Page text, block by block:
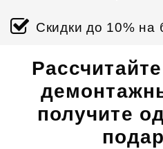
Скидки до 10%
получите